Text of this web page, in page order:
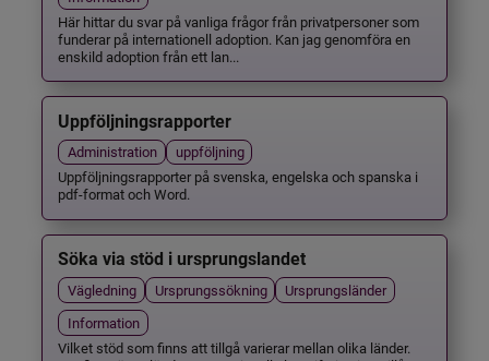
Här hittar du svar på vanliga frågor från privatpersoner som
funderar på internationell adoption. Kan jag genomföra en
enskild adoption från ett lan...
Uppföljningsrapporter
Administration
uppföljning
Uppföljningsrapporter på svenska, engelska och spanska i
pdf-format och Word.
Söka via stöd i ursprungslandet
Vägledning Ursprungssökning
Ursprungsländer
Information
Vilket stöd som finns att tillgå varierar mellan olika länder.